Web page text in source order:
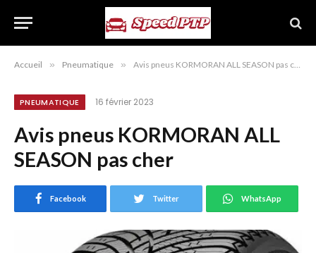
Accueil » Pneumatique » Avis pneus KORMORAN ALL SEASON pas cher
PNEUMATIQUE 16 février 2023
Avis pneus KORMORAN ALL
SEASON pas cher
Facebook Twitter WhatsApp